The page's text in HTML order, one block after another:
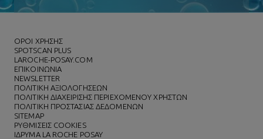
ΌΡΟΙ ΧΡΗΣΗΣ
SPOTSCAN PLUS
LAROCHE-POSAY.COM
ΕΠΙΚΟΙΝΩΝΙΑ
NEWSLETTER
ΠΟΛΙΤΙΚΗ ΑΞΙΟΛΟΓΗΣΕΩΝ
ΠΟΛΙΤΙΚΗ ΔΙΑΧΕΙΡΙΣΗΣ ΠΕΡΙΕΧΟΜΕΝΟΥ ΧΡΗΣΤΩΝ
ΠΟΛΙΤΙΚΗ ΠΡΟΣΤΑΣΙΑΣ ΔΕΔΟΜΕΝΩΝ
SITEMAP
ΡΥΘΜΙΣΕΙΣ COOKIES
ΙΔΡΥΜΑ LA ROCHE POSAY